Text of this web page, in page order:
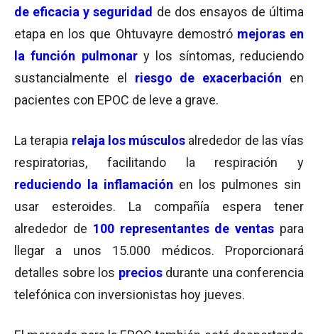
de eficacia y seguridad de dos ensayos de última
etapa en los que Ohtuvayre demostrómejoras en
la función pulmonary los síntomas, reduciendo
sustancialmente el riesgo de exacerbación en
pacientes con EPOC de leve a grave.
La terapia relaja los músculos alrededor de las vías
respiratorias, facilitando la respiración y
reduciendo la inflamación en los pulmones sin
usar esteroides. La compañía espera tener
alrededor de 100 representantes de ventas para
llegar a unos 15.000 médicos. Proporcionará
detalles sobre los precios durante una conferencia
telefónica con inversionistas hoy jueves.